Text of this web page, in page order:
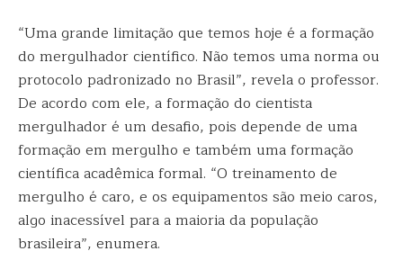
“Uma grande limitação que temos hoje é a formação
do mergulhador científico. Não temos uma norma ou
protocolo padronizado no Brasil”, revela o professor.
De acordo com ele, a formação do cientista
mergulhador é um desafio, pois depende de uma
formação em mergulho e também uma formação
científica acadêmica formal. “O treinamento de
mergulho é caro, e os equipamentos são meio caros,
algo inacessível para a maioria da população
brasileira”, enumera.